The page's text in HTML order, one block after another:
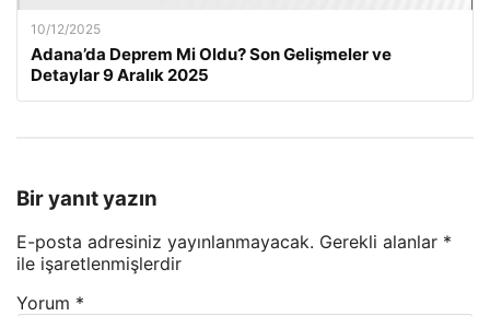
10/12/2025
Adana’da Deprem Mi Oldu? Son Gelişmeler ve
Detaylar 9 Aralık 2025
Bir yanıt yazın
E-posta adresiniz yayınlanmayacak. Gerekli alanlar *
ile işaretlenmişlerdir
Yorum *